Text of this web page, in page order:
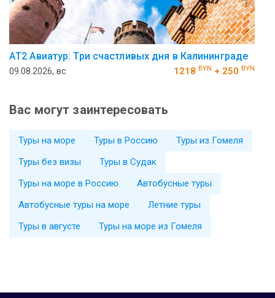
АT2 Авиатур: Три счастливых дня в Калининграде
09.08.2026, вс 1218 BYN + 250 BYN
Вас могут заинтересовать
Туры на море Туры в Россию
Туры из Гомеля
Туры без визы
Туры в Судак
Туры на море в Россию
Автобусные туры
Автобусные туры на море
Летние туры
Туры в августе
Туры на море из Гомеля